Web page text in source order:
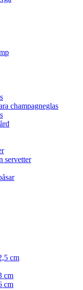
champagneglas
servetter
cm
cm
cm